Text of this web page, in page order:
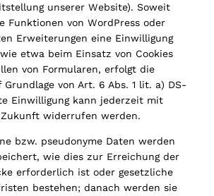
unserer Website). Soweit
Funktionen von WordPress oder
Erweiterungen eine Einwilligung
etwa beim Einsatz von Cookies
von Formularen, erfolgt die
von Art. 6 Abs. 1 lit. a) DS-
Einwilligung kann jederzeit mit
widerrufen werden.
bzw. pseudonyme Daten werden
wie dies zur Erreichung der
erforderlich ist oder gesetzliche
bestehen; danach werden sie